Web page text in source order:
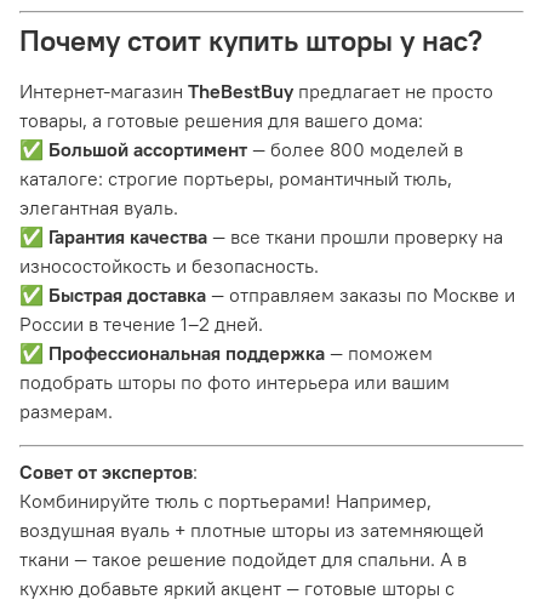
Почему стоит купить шторы у нас?
Интернет-магазин TheBestBuy предлагает не просто
товары, а готовые решения для вашего дома:
✅ Большой ассортимент — более 800 моделей в
каталоге: строгие портьеры, романтичный тюль,
элегантная вуаль.
✅ Гарантия качества — все ткани прошли проверку на
износостойкость и безопасность.
✅ Быстрая доставка — отправляем заказы по Москве и
России в течение 1–2 дней.
✅ Профессиональная поддержка — поможем
подобрать шторы по фото интерьера или вашим
размерам.
Совет от экспертов:
Комбинируйте тюль с портьерами! Например,
воздушная вуаль + плотные шторы из затемняющей
ткани — такое решение подойдет для спальни. А в
кухню добавьте яркий акцент — готовые шторы с